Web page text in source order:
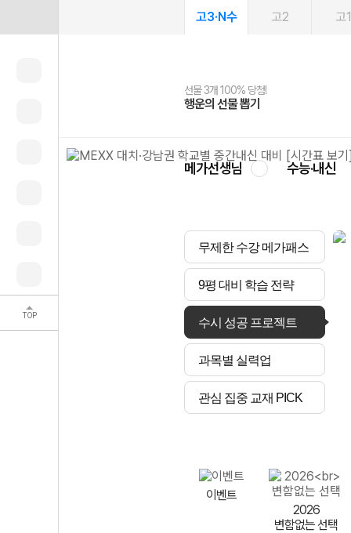
TOP
고3·N수 고2 고1
선물 3개 100% 당첨!
행운의 선물 뽑기
선물 100% 증정!
메가스터디 X 올리브
여름방학 스터디 캐시백
메가런 썸머스쿨
2027 러셀 단과
강사 공개선발
스마트러닝앱
설문 EVENT
메가패스
3일 무료 체험권
메가패스 수강생 무료혜택!
메가클럽 멤버십
사회공헌 캠페인
희망이룸 메가나눔
메가선생님 수능·내신
무제한 수강 메가패스
9평 대비 학습 전략
수시 성공 프로젝트
과목별 실력업
관심 집중 교재 PICK
이벤트
2026
변함없는 선택